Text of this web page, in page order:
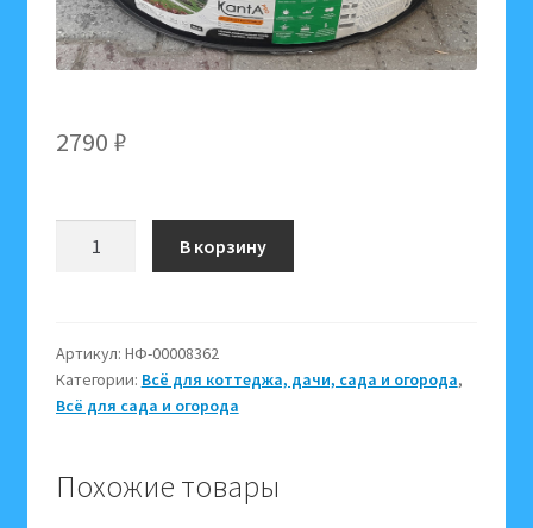
2790 ₽
м,
высота
15
PRO
В корзину
Артикул: НФ-00008362
Категории: Всё для коттеджа, дачи, сада и огорода,
Всё для сада и огорода
Похожие товары